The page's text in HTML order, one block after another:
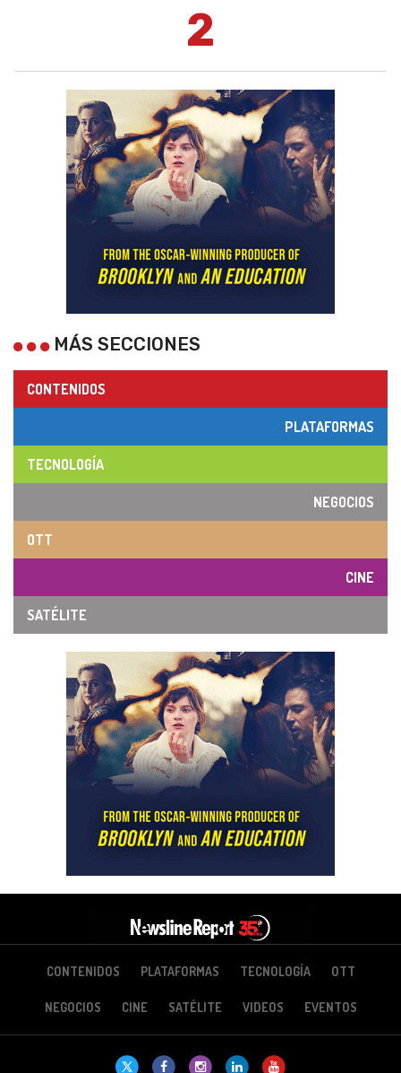
2
MÁS SECCIONES
CONTENIDOS
PLATAFORMAS
TECNOLOGÍA
NEGOCIOS
OTT
CINE
SATÉLITE
CONTENIDOS PLATAFORMAS TECNOLOGÍA OTT
NEGOCIOS CINE SATÉLITE VIDEOS EVENTOS